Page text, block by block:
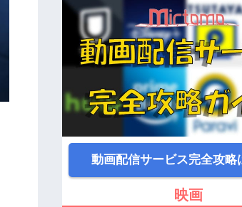
動画配信サービス完全攻略
映画